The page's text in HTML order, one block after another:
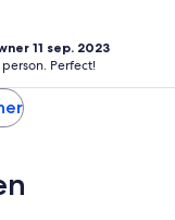
11 sep. 2023
Perfect!